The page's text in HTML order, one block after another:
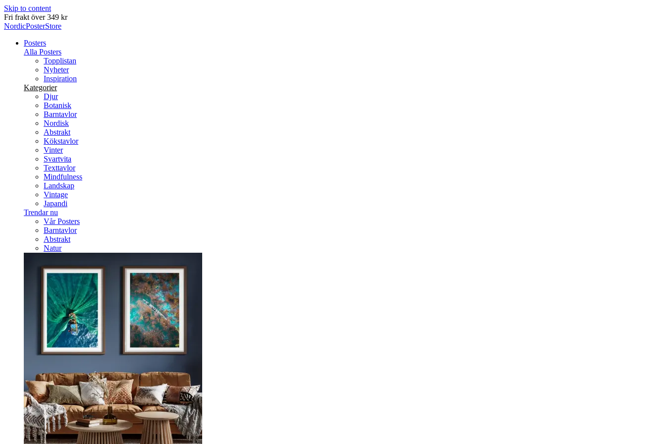
Skip to content
Fri frakt över 349 kr
NordicPosterStore
Posters
Alla Posters
Topplistan
Nyheter
Inspiration
Kategorier
Djur
Botanisk
Barntavlor
Nordisk
Abstrakt
Kökstavlor
Vinter
Svartvita
Texttavlor
Mindfulness
Landskap
Vintage
Japandi
Trendar nu
Vår Posters
Barntavlor
Abstrakt
Natur